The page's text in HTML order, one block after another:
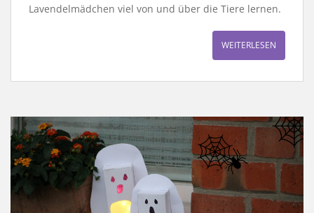
Lavendelmädchen viel von und über die Tiere lernen.
WEITERLESEN